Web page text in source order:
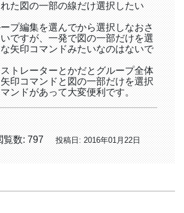
た図の一部の線だけ選択したい
プ編集を選んでから選択しなおさ
ですが、一発で図の一部だけを選
矢印コマンドみたいなのはないで
トレーターとかだとグループ全体
印コマンドと図の一部だけを選択
ンドがあって大変便利です。
覧数: 797 投稿日: 2016年01月22日